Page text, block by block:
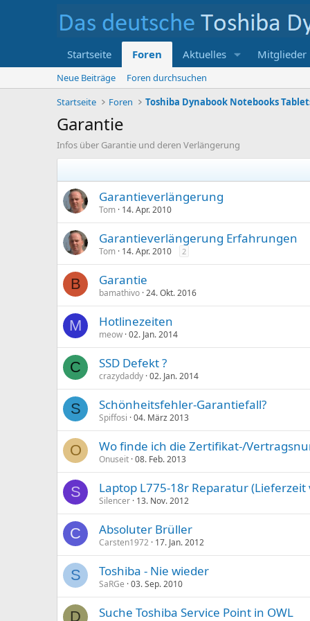
Startseite Foren Aktuelles Mitglieder
Neue Beiträge
Foren durchsuchen
Startseite
Foren
Garantie
Infos über Garantie und deren Verlängerung
Garantieverlängerung
Tom 14. Apr. 2010
Garantieverlängerung Erfahrungen
Tom 14. Apr. 2010 2
B Garantie
bamathivo 24. Okt. 2016
M Hotlinezeiten
meow 02. Jan. 2014
C SSD Defekt ?
crazydaddy 02. Jan. 2014
S Schönheitsfehler-Garantiefall?
Spiffosi 04. März 2013
O Wo finde ich die Zertifikat-/
Onuseit 08. Feb. 2013
S Laptop L775-18r Reparatur (Lieferzeit
Silencer 13. Nov. 2012
C Absoluter Brüller
Carsten1972 17. Jan. 2012
S Toshiba - Nie wieder
SaRGe 03. Sep. 2010
D Suche Toshiba Service Point in OWL